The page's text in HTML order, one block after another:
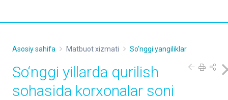
Asosiy sahifa Matbuot xizmati So'nggi yangiliklar
So‘nggi yillarda qurilish
sohasida korxonalar soni